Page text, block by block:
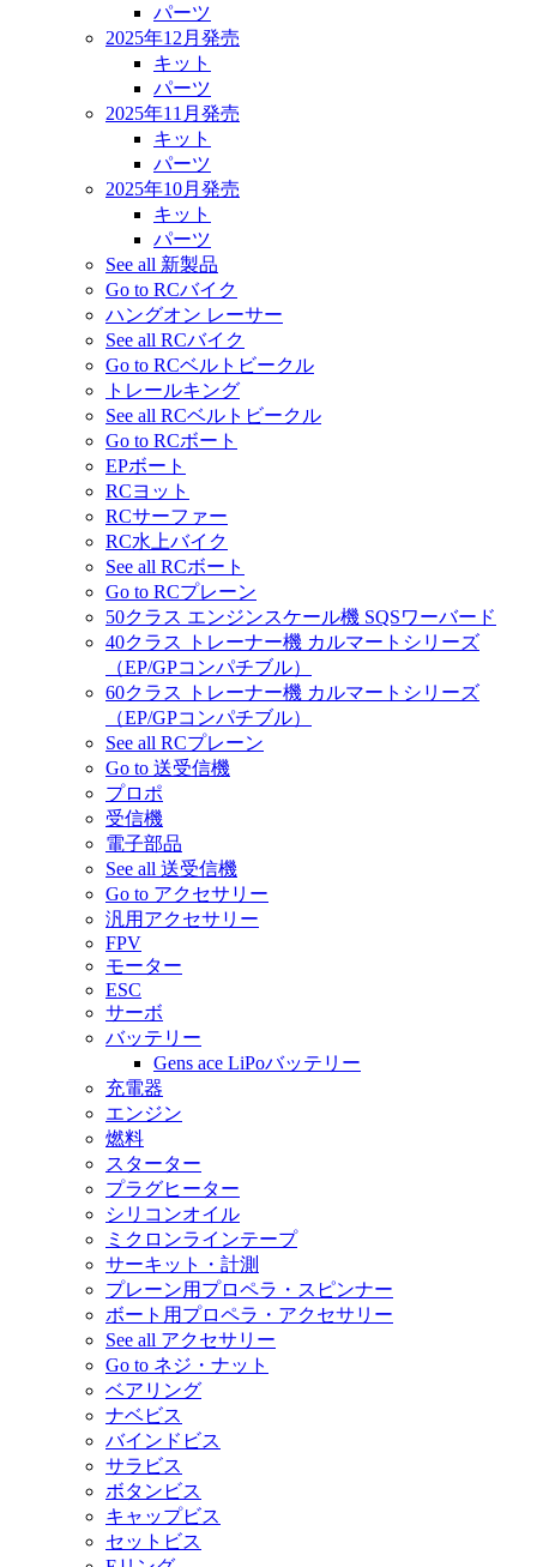
パーツ
2025年12月発売
キット
パーツ
2025年11月発売
キット
パーツ
2025年10月発売
キット
パーツ
See all 新製品
Go to RCバイク
ハングオン レーサー
See all RCバイク
Go to RCベルトビークル
トレールキング
See all RCベルトビークル
Go to RCボート
EPボート
RCヨット
RCサーファー
RC水上バイク
See all RCボート
Go to RCプレーン
50クラス エンジンスケール機 SQSワーバード
40クラス トレーナー機 カルマートシリーズ
（EP/GPコンパチブル）
60クラス トレーナー機 カルマートシリーズ
（EP/GPコンパチブル）
See all RCプレーン
Go to 送受信機
プロポ
受信機
電子部品
See all 送受信機
Go to アクセサリー
汎用アクセサリー
FPV
モーター
ESC
サーボ
バッテリー
Gens ace LiPoバッテリー
充電器
エンジン
燃料
スターター
プラグヒーター
シリコンオイル
ミクロンラインテープ
サーキット・計測
プレーン用プロペラ・スピンナー
ボート用プロペラ・アクセサリー
See all アクセサリー
Go to ネジ・ナット
ベアリング
ナベビス
バインドビス
サラビス
ボタンビス
キャップビス
セットビス